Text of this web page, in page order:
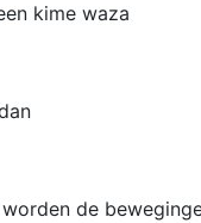
kime waza
worden de